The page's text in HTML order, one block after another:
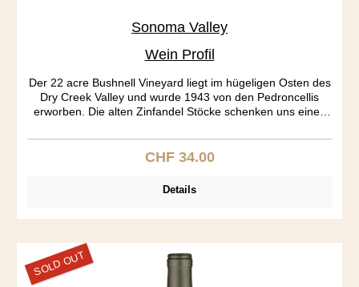
Sonoma Valley
Wein Profil
Der 22 acre Bushnell Vineyard liegt im hügeligen Osten des
Dry Creek Valley und wurde 1943 von den Pedroncellis
erworben. Die alten Zinfandel Stöcke schenken uns einen
Himbeer, Muskat, Zimt, Toast und Vanille. Grosser Körper.
Auffallend wie trocken dieser Zin ist, der ja üblicherweise
müssen alle aus dem einzeln bezeichneten Rebberg
Regulärer Preis:
CHF 34.00
Details
SOLD OUT